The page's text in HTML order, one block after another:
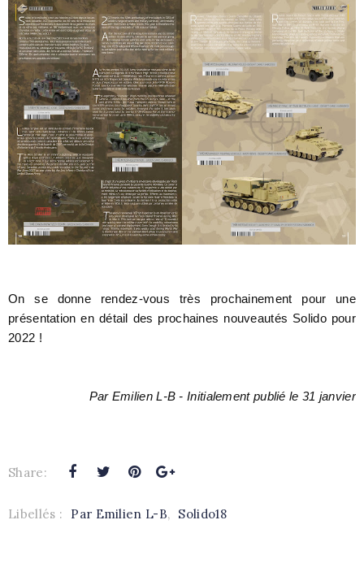
On se donne rendez-vous très prochainement pour une
présentation en détail des prochaines nouveautés Solido pour
2022 !
Par Emilien L-B - Initialement publié le 31 janvier
Share:
Libellés : Par Emilien L-B, Solido18